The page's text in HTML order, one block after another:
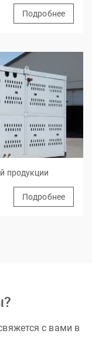
Подробнее
продукции
Подробнее
с вами в